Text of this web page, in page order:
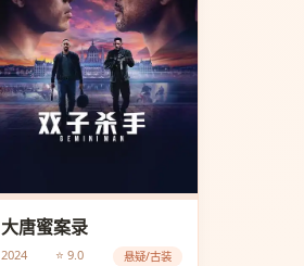
大唐蜜案录
2024 ⭐ 9.0 悬疑/古装